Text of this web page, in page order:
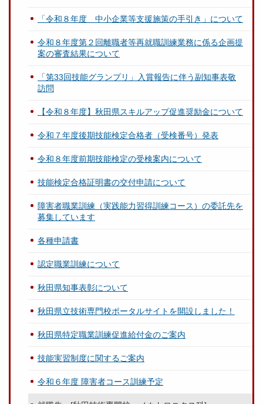
「令和８年度 中小企業等支援施策の手引き」について
令和８年度第２回離職者等再就職訓練業務に係る企画提
案の審査結果について
「第33回技能グランプリ」入賞報告に伴う副知事表敬
訪問
【令和８年度】秋田県スキルアップ促進奨励金について
令和７年度後期技能検定合格者（受検番号）発表
令和８年度前期技能検定の受検案内について
技能検定合格証明書の交付申請について
障害者職業訓練（実践能力習得訓練コース）の委託先を
募集しています
各種申請書
認定職業訓練について
秋田県知事表彰について
秋田県立技術専門校ポータルサイトを開設しました！
秋田県特定職業訓練促進給付金のご案内
技能実習制度に関するご案内
令和６年度 障害者コース訓練予定